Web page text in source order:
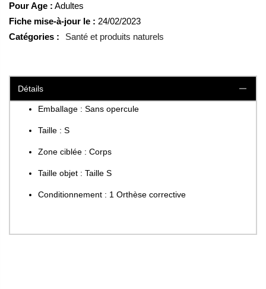
Pour Age : Adultes
Fiche mise-à-jour le : 24/02/2023
Catégories :
Santé et produits naturels
Détails
Emballage : Sans opercule
Taille : S
Zone ciblée : Corps
Taille objet : Taille S
Conditionnement : 1 Orthèse corrective